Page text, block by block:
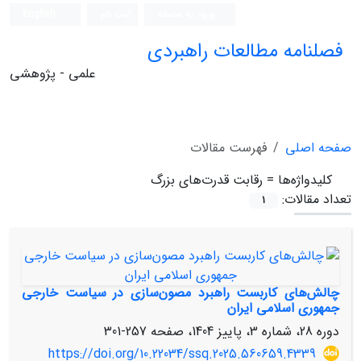
فصلنامه مطالعات راهبردی
علمی - پژوهشی
صفحه اصلی
فهرست مقالات
کلیدواژه‌ها = رقابت قدرت‌های بزرگ
تعداد مقالات:
1
چالش‌های کاربست راهبرد مصون‌سازی در سیاست خارجی
جمهوری اسلامی ایران
دوره 28، شماره 3، پاییز 1404، صفحه
257-301
https://doi.org/10.22034/ssq.2025.560659.4339